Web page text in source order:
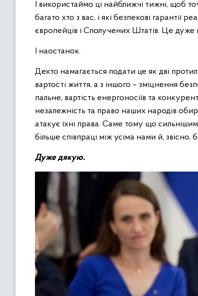
І використаймо ці найближчі тижні, щоб
багато хто з вас, і які безпекові гарантії
європейців і Сполучених Штатів. Це
І наостанок.
Дехто намагається подати це як дві
вартості життя, а з іншого – зміцнення
пальне, вартість енергоносіїв та
незалежність та право наших народів
атакує їхні права. Саме тому що
більше співпраці між усіма нами й, звісно,
Дуже дякую.